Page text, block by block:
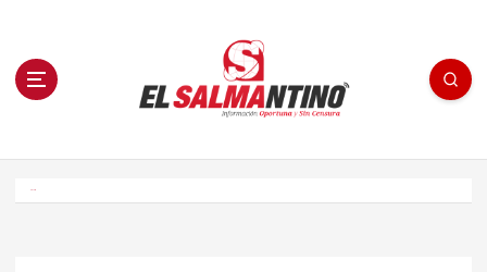
n El Salmantino - medios/noticias/editorial